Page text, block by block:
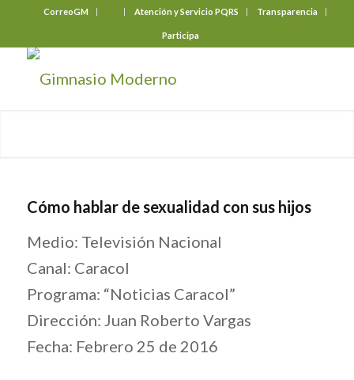
CorreoGM Atención y Servicio PQRS Transparencia
Participa
Cómo hablar de sexualidad con sus hijos
Medio: Televisión Nacional
Canal: Caracol
Programa: “Noticias Caracol”
Dirección: Juan Roberto Vargas
Fecha: Febrero 25 de 2016